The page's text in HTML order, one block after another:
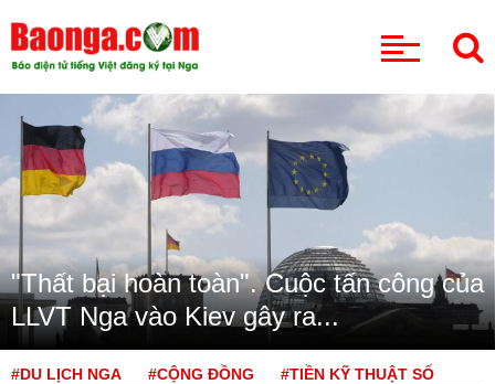
"Thất bại hoàn toàn". Cuộc tấn công của
LLVT Nga vào Kiev gây ra...
#DU LỊCH NGA #CỘNG ĐỒNG #TIỀN KỸ THUẬT SỐ